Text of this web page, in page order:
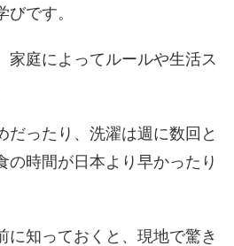
です。
家庭によってルールや生活ス
だったり、洗濯は週に数回と
の時間が日本より早かったり
に知っておくと、現地で驚き